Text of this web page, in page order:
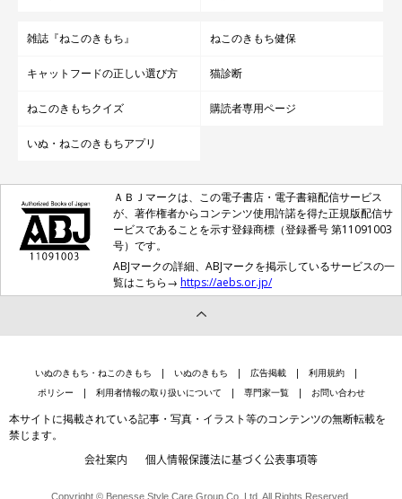
雑誌『ねこのきもち』 ねこのきもち健保
キャットフードの正しい選び方 猫診断
ねこのきもちクイズ 購読者専用ページ
いぬ・ねこのきもちアプリ
ＡＢＪマークは、この電子書店・電子書籍配信サービス
が、著作権者からコンテンツ使用許諾を得た正規版配信サ
ービスであることを示す登録商標（登録番号 第11091003
号）です。
ABJマークの詳細、ABJマークを掲示しているサービスの一
覧はこちら→ https://aebs.or.jp/
いぬのきもち・ねこのきもち いぬのきもち 広告掲載
利用規約
ポリシー
利用者情報の取り扱いについて 専門家一覧 お問い合わせ
本サイトに掲載されている記事・写真・イラスト等のコンテンツの無断転載を
禁じます。
会社案内 個人情報保護法に基づく公表事項等
Copyright © Benesse Style Care Group Co.,Ltd. All Rights Reserved.